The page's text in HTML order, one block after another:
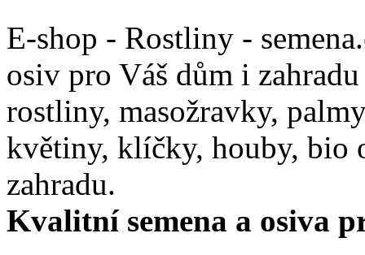
E-shop - Rostliny -
osiv pro Váš dům i
rostliny, masožravky,
květiny, klíčky, houby, bio
zahradu.
Kvalitní semena a osiva